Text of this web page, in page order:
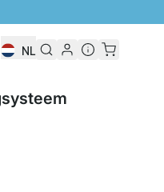
NL